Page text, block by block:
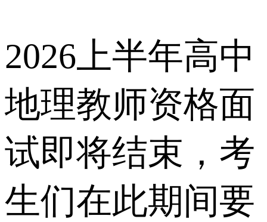
2026上半年高中
地理教师资格面
试即将结束，考
生们在此期间要